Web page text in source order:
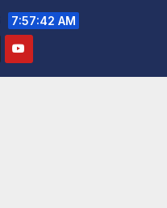
7:57:43 AM